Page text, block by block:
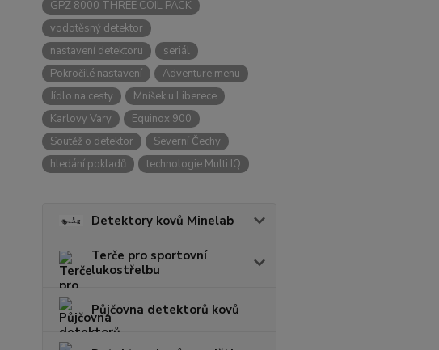
GPZ 8000 THREE COIL PACK
vodotěsný detektor
nastavení detektoru
seriál
Pokročilé nastavení
Adventure menu
Jídlo na cesty
Mníšek u Liberece
Karlovy Vary
Equinox 900
Soutěž o detektor
Severní Čechy
hledání pokladů
technologie Multi IQ
Detektory kovů Minelab
Terče pro sportovní
lukostřelbu
Půjčovna detektorů kovů